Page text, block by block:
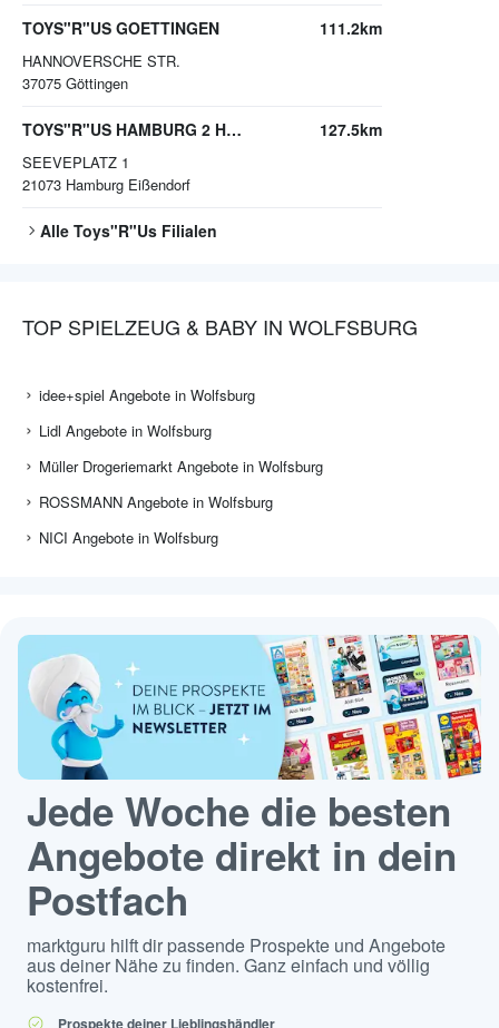
TOYS"R"US GOETTINGEN
HANNOVERSCHE STR.
37075 Göttingen
111.2km
TOYS"R"US HAMBURG 2 HARBURG
SEEVEPLATZ 1
21073 Hamburg Eißendorf
127.5km
Alle Toys"R"Us Filialen
TOP SPIELZEUG & BABY IN WOLFSBURG
idee+spiel Angebote in Wolfsburg
Lidl Angebote in Wolfsburg
Müller Drogeriemarkt Angebote in Wolfsburg
ROSSMANN Angebote in Wolfsburg
NICI Angebote in Wolfsburg
Jede Woche die besten
Angebote direkt in dein
Postfach
marktguru hilft dir passende Prospekte und Angebote
aus deiner Nähe zu finden. Ganz einfach und völlig
kostenfrei.
Prospekte deiner Lieblingshändler